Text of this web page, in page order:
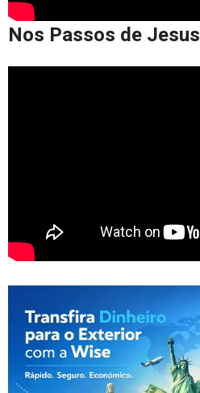
Nos Passos de Jesus